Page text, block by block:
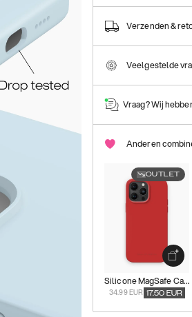
Verzenden &
Veelgestelde
Vraag? Wij
Anderen
OUTLET
Silicone MagSafe Case
34.99 EUR 17.50 EUR